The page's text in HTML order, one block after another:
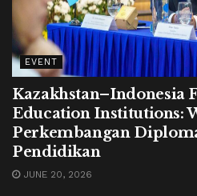
EVENT
Kazakhstan–Indonesia
Education Institutions:
Perkembangan
Pendidikan
JUNE 20, 2026